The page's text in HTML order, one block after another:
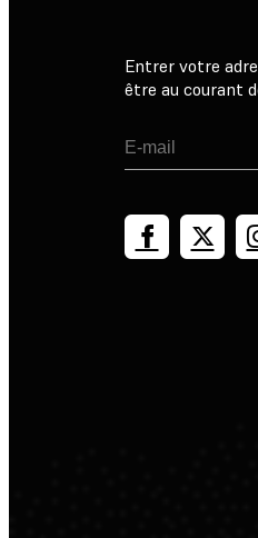
Entrer votre
être au courant